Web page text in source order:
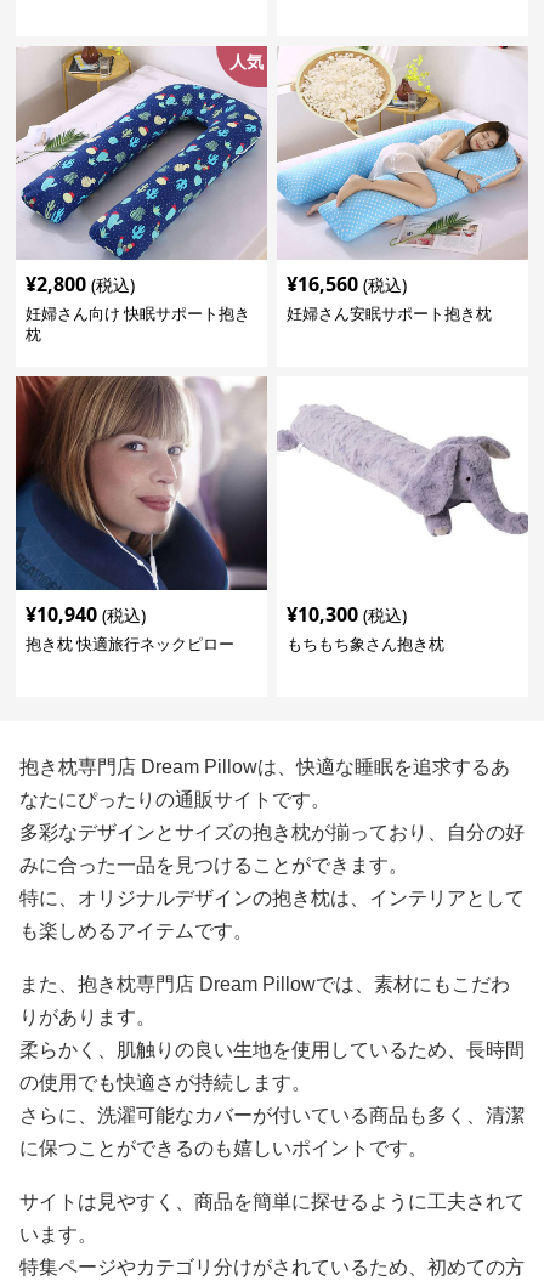
人気
¥2,800 (税込)
妊婦さん向け 快眠サポート抱き
枕
¥16,560 (税込)
妊婦さん安眠サポート抱き枕
¥10,940 (税込)
抱き枕 快適旅行ネックピロー
¥10,300 (税込)
もちもち象さん抱き枕
抱き枕専門店 Dream Pillowは、快適な睡眠を追求するあ
なたにぴったりの通販サイトです。
多彩なデザインとサイズの抱き枕が揃っており、自分の好
みに合った一品を見つけることができます。
特に、オリジナルデザインの抱き枕は、インテリアとして
も楽しめるアイテムです。
また、抱き枕専門店 Dream Pillowでは、素材にもこだわ
りがあります。
柔らかく、肌触りの良い生地を使用しているため、長時間
の使用でも快適さが持続します。
さらに、洗濯可能なカバーが付いている商品も多く、清潔
に保つことができるのも嬉しいポイントです。
サイトは見やすく、商品を簡単に探せるように工夫されて
います。
特集ページやカテゴリ分けがされているため、初めての方